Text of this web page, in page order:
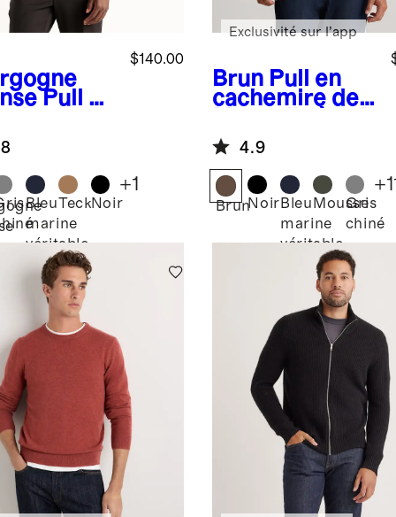
Pull à
de
$140.00
Bleu
marine
véritable
TeckNoir
+1
Brun Pull en
cachemire de
rond
Exclusivité sur l’app
4.9
BrunNoir Bleu
marine
véritable
Mousse
Gris
chiné
+